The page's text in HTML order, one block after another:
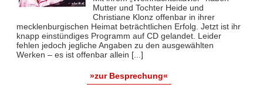
Mutter und Tochter Heide und
Christiane Klonz offenbar in ihrer
mecklenburgischen Heimat beträchtlichen Erfolg. Jetzt ist ihr
knapp einstündiges Programm auf CD gelandet. Leider
fehlen jedoch jegliche Angaben zu den ausgewählten
Werken – es ist offenbar allein [...]
»zur Besprechung«